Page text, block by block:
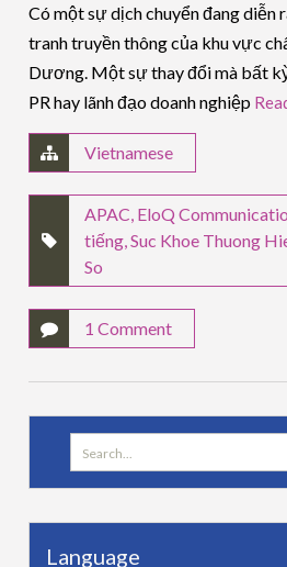
Có một sự dịch chuyển đang diễn
tranh truyền thông của khu vực
Dương. Một sự thay đổi mà bất
PR hay lãnh đạo doanh nghiệp
Vietnamese
APAC EloQ
tiếng ,Suc Khoe Thuong
So
1 Comment
Search
for:
Language